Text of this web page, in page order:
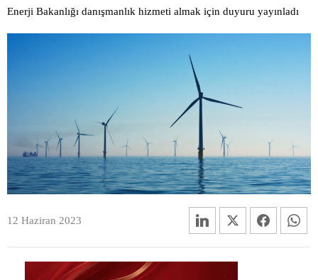
Enerji Bakanlığı danışmanlık hizmeti almak için duyuru yayınladı
12 Haziran 2023